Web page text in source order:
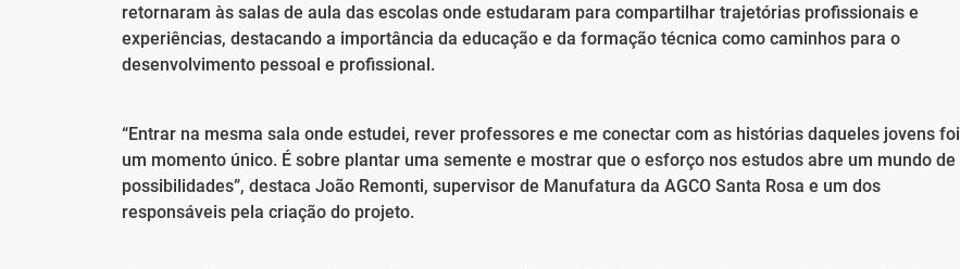
retornaram às salas de aula das escolas onde estudaram para compartilhar trajetórias profissionais e
experiências, destacando a importância da educação e da formação técnica como caminhos para o
desenvolvimento pessoal e profissional.
“Entrar na mesma sala onde estudei, rever professores e me conectar com as histórias daqueles jovens foi
um momento único. É sobre plantar uma semente e mostrar que o esforço nos estudos abre um mundo de
possibilidades”, destaca João Remonti, supervisor de Manufatura da AGCO Santa Rosa e um dos
responsáveis pela criação do projeto.